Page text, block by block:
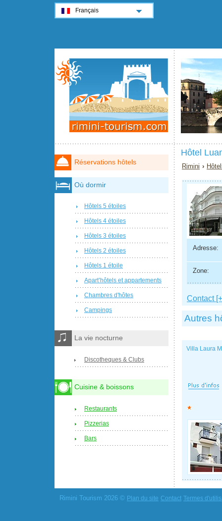
Hôtel
Rimini ›
Adresse:
Zone:
Contact
Autres
Villa Laura
Réservations hôtels
Où dormir
Hôtels 5 étoiles
Hôtels 4 étoiles
Hôtels 3 étoiles
Hôtels 2 étoiles
Hôtels 1 étoile
Apart’hôtels et appartements
Chambres d'hôtes
Campings
La vie nocturne
Discotheques & Clubs
Cuisine & boissons
Restaurants
Pizzerias
Bars
Rimini Tourism 2026 © Plan du site Contact Termes
Français